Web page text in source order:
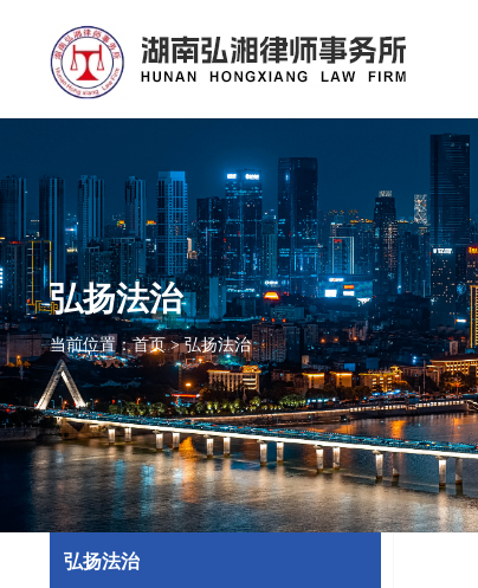
弘扬法治
当前位置：首页 > 弘扬法治
弘扬法治